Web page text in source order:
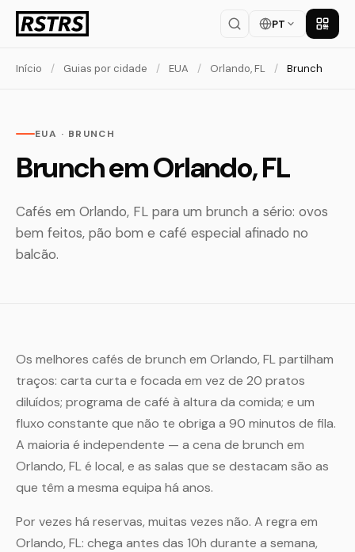
PT Baixar
Início / Guias por cidade / EUA / Orlando, FL / Brunch
EUA · BRUNCH
Brunch em Orlando, FL
Cafés em Orlando, FL para um brunch a sério: ovos
bem feitos, pão bom e café especial afinado no
balcão.
Os melhores cafés de brunch em Orlando, FL partilham
traços: carta curta e focada em vez de 20 pratos
diluídos; programa de café à altura da comida; e um
fluxo constante que não te obriga a 90 minutos de fila.
A maioria é independente — a cena de brunch em
Orlando, FL é local, e as salas que se destacam são as
que têm a mesma equipa há anos.
Por vezes há reservas, muitas vezes não. A regra em
Orlando, FL: chega antes das 10h durante a semana,